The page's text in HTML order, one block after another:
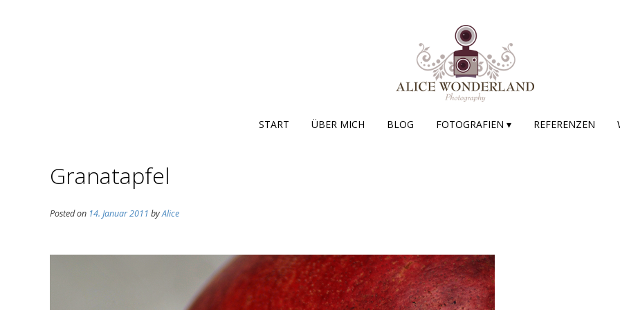
START ÜBER MICH BLOG FOTOGRAFIEN ▾ REFERENZEN
Granatapfel
Posted on 14. Januar 2011 byAlice